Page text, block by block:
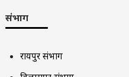
संभाग
रायपुर संभाग